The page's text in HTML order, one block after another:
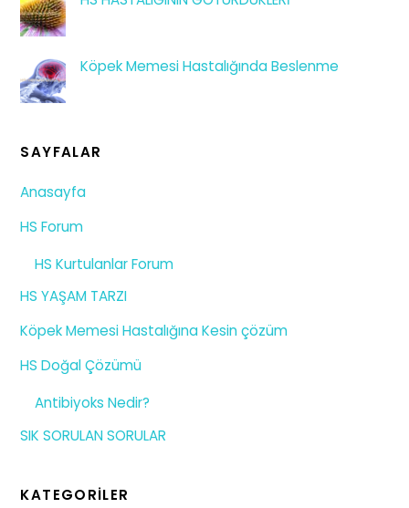
Köpek Memesi Hastalığında Beslenme
SAYFALAR
Anasayfa
HS Forum
HS Kurtulanlar Forum
HS YAŞAM TARZI
Köpek Memesi Hastalığına Kesin çözüm
HS Doğal Çözümü
Antibiyoks Nedir?
SIK SORULAN SORULAR
KATEGORILER